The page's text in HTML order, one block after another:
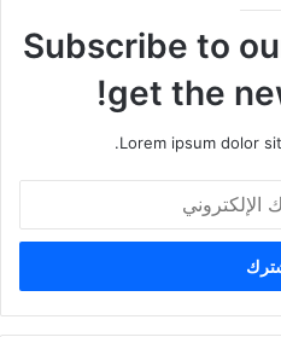
Subscribe to
get the
Lorem ipsum dolor